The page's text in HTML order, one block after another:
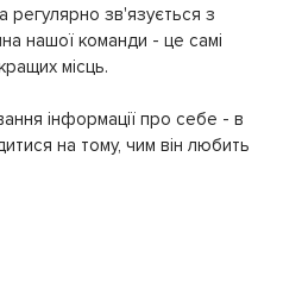
регулярно зв'язується з
нашої команди - це самі
місць.
інформації про себе - в
на тому, чим він любить